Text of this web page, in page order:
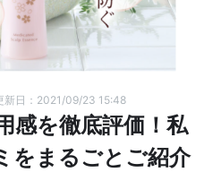
新日：2021/09/23 15:48
感を徹底評価！私
をまるごとご紹介